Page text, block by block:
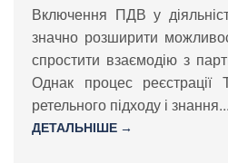
Включення ПДВ у
значно розширити
спростити взаємодію з
Однак процес
ретельного підходу і знання...
ДЕТАЛЬНІШЕ →